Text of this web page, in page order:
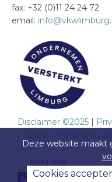
Deze website maakt
Cookies
fax: +32 (0)11 24 24 72
email:
Disclaimer ©2025